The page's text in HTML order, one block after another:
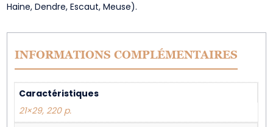
Haine, Dendre, Escaut, Meuse).
INFORMATIONS COMPLÉMENTAIRES
Caractéristiques
21×29, 220 p.